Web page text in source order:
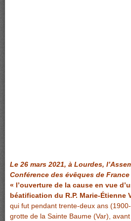
Le 26 mars 2021, à Lourdes,
Conférence des évêques de France
« l’ouverture de la cause en vue
béatification du R.P. Marie-Étienne
qui fut pendant trente-deux ans
grotte de la Sainte Baume (Var),